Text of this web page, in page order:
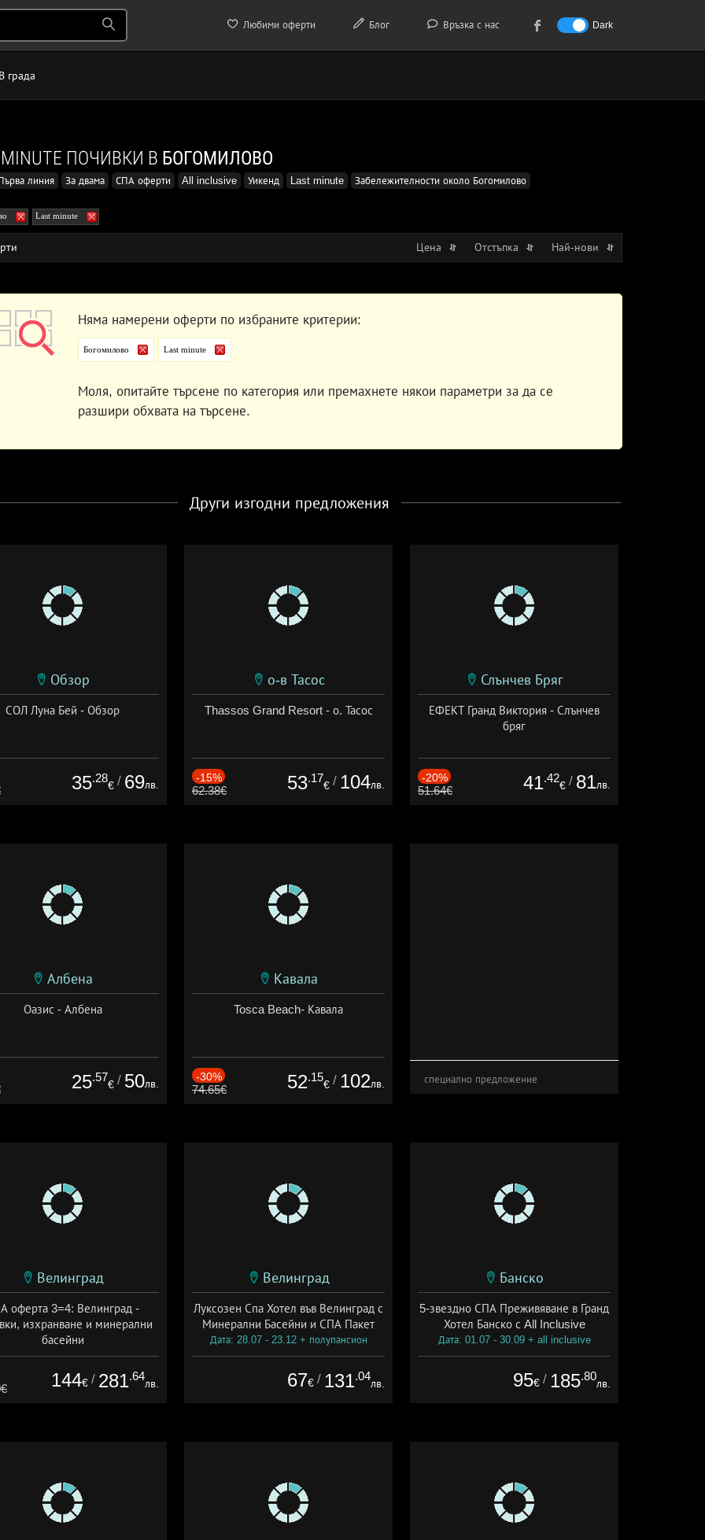
Любими оферти Блог Връзка с нас Dark
В града
MINUTE ПОЧИВКИ В БОГОМИЛОВО
линия За двама СПА оферти All inclusive Уикенд Last minute Забележителности около Богомилово
Last minute
Цена Отстъпка Най-нови
Няма намерени оферти по избраните критерии:
Богомилово Last minute
Моля, опитайте търсене по категория или премахнете някои параметри за да се
разшири обхвата на търсене.
Други изгодни предложения
Обзор
СОЛ Луна Бей - Обзор
35.28
€ / 69лв.
о-в Тасос
Thassos Grand Resort - о. Тасос
-15%
62.38€ 53.17
€ / 104лв.
Слънчев Бряг
ЕФЕКТ Гранд Виктория - Слънчев
бряг
-20%
51.64€ 41.42
€ / 81лв.
Албена
Оазис - Албена
25.57
€ / 50лв.
Кавала
Tosca Beach- Кавала
-30%
74.65€ 52.15
€ / 102лв. специално предложение
Велинград
оферта 3=4: Велинград -
изхранване и минерални
басейни
01.07 - 30.09 + полупансион
144€ / 281.64
лв.
Велинград
Луксозен Спа Хотел във Велинград с
Минерални Басейни и СПА Пакет
Дата: 28.07 - 23.12 + полупансион
67€ / 131.04
лв.
Банско
5-звездно СПА Преживяване в Гранд
Хотел Банско с All Inclusive
Дата: 01.07 - 30.09 + all inclusive
95€ / 185.80
лв.